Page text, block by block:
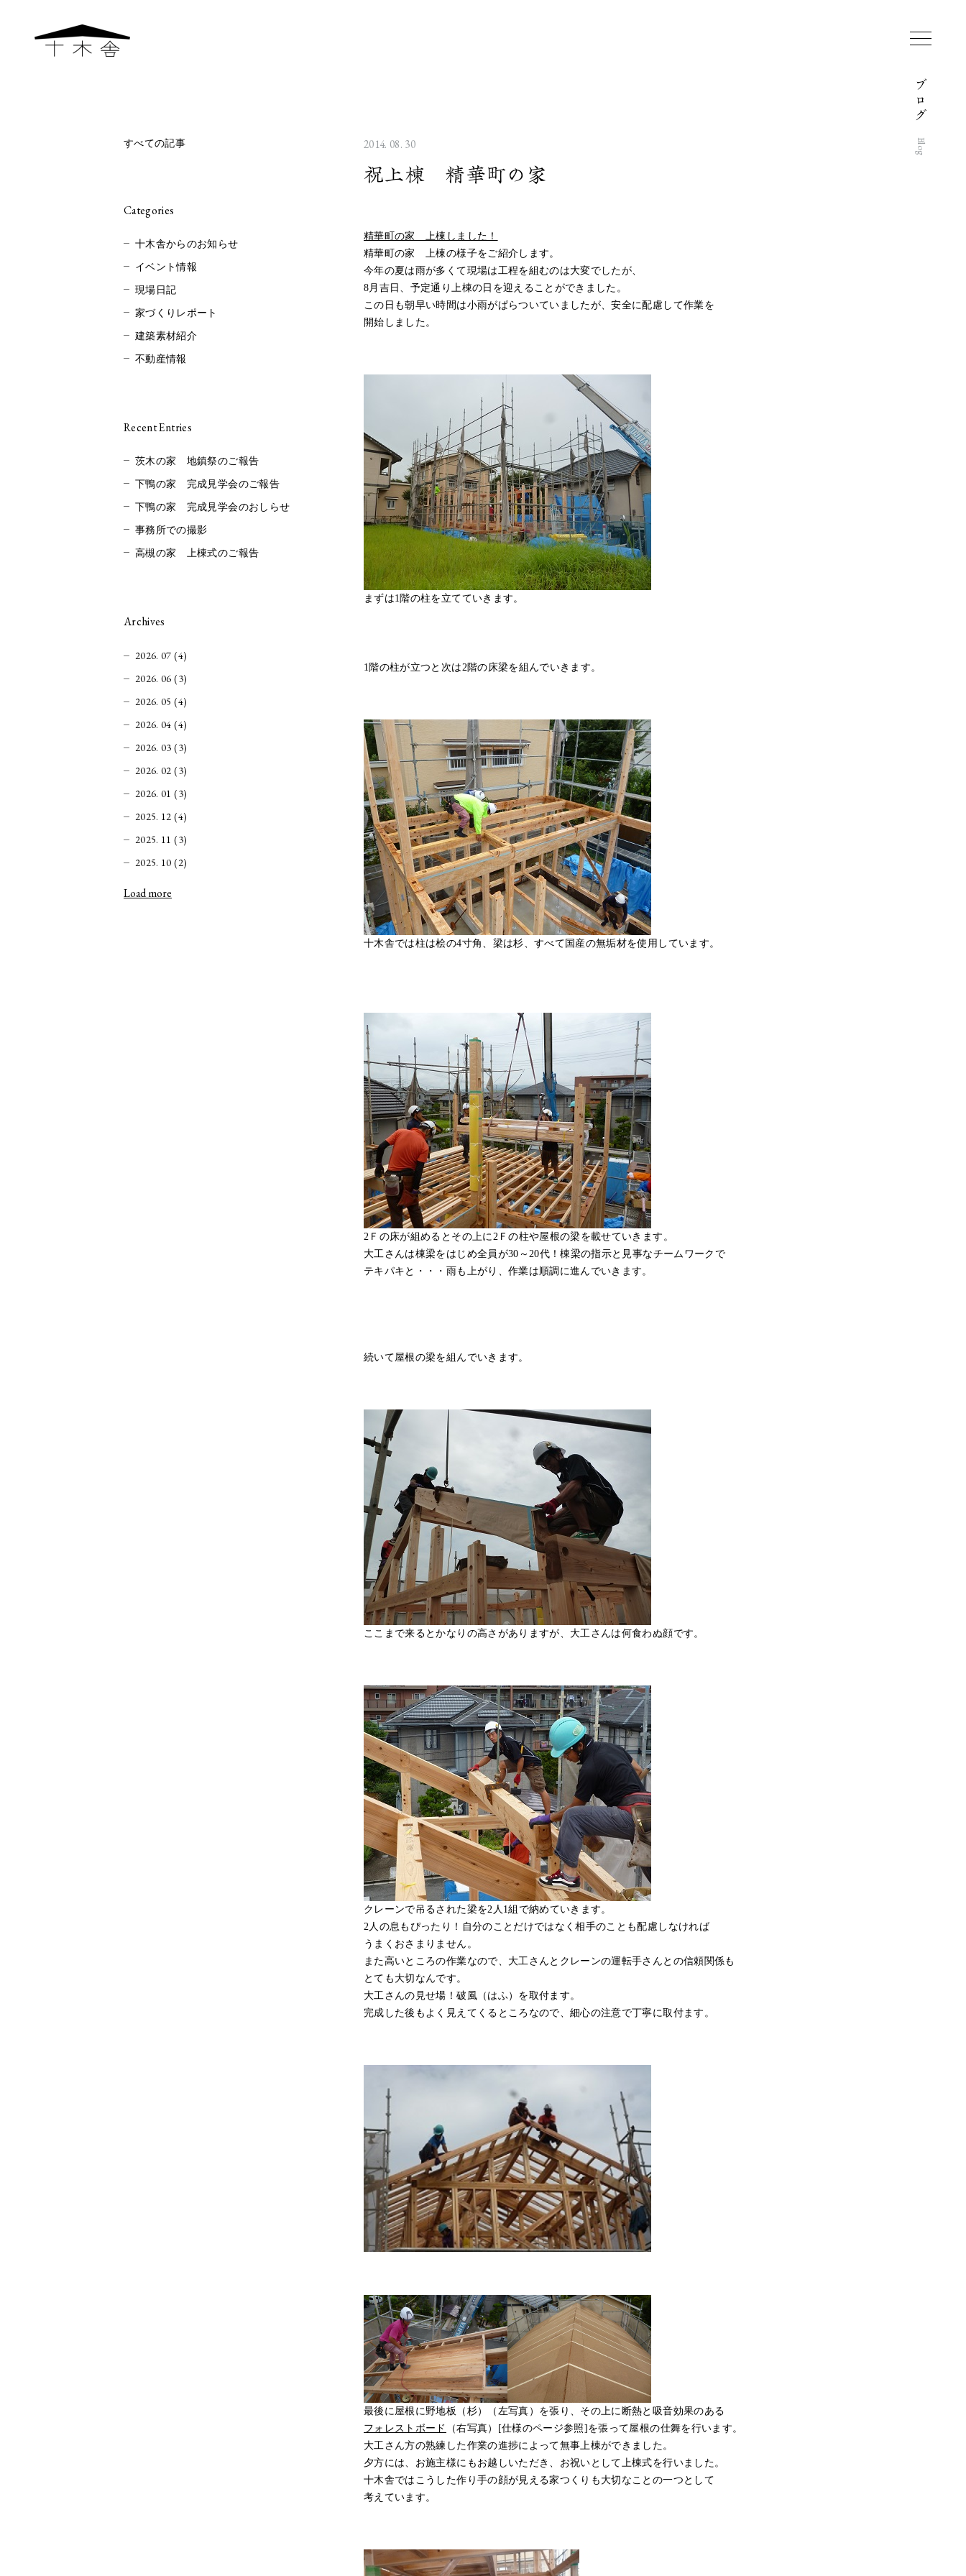
ブ
ロ
グ
Blog
2014. 08. 30
祝上棟 精華町の家
精華町の家 上棟しました！
精華町の家 上棟の様子をご紹介します。
今年の夏は雨が多くて現場は工程を組むのは大変でしたが、
8月吉日、予定通り上棟の日を迎えることができました。
この日も朝早い時間は小雨がぱらついていましたが、安全に配慮して作業を
開始しました。
まずは1階の柱を立てていきます。
1階の柱が立つと次は2階の床梁を組んでいきます。
十木舎では柱は桧の4寸角 、梁は杉、すべて国産の無垢材を使用しています。
2Ｆの床が組めるとその上に2Ｆの柱や屋根の梁を載せていきます。
大工さんは棟梁をはじめ全員が30～20代！棟梁の指示と見事なチームワークで
テキパキと・・・雨も上がり、作業は順調に進んでいきます。
続いて屋根の梁を組んでいきます。
ここまで来るとかなりの高さがありますが、大工さんは何食わぬ顔です。
クレーンで吊るされた梁を2人1組で納めていきます。
2人の息もぴったり！自分のことだけではなく相手のことも配慮しなければ
うまくおさまりません。
また高いところの作業なので、大工さんとクレーンの運転手さんとの信頼関係も
とても大切なんです。
大工さんの見せ場！破風（はふ）を取付ます。
完成した後もよく見えてくるところなので、細心の注意で丁寧に取付ます。
最後に屋根に野地板（杉）（左写真）を張り、その上に断熱と吸音効果のある
フォレストボード
（右写真）[仕様のページ参照]を張って屋根の仕舞を行います。
大工さん方の熟練した作業の進捗によって無事上棟ができました。
夕方には、お施主様にもお越しいただき、お祝いとして上棟式を行いました。
十木舎ではこうした作り手の顔が見える家つくりも大切なことの一つとして
考えています。
すべての記事
Categories
十木舎からのお知らせ
イベント情報
現場日記
家づくりレポート
建築素材紹介
不動産情報
Recent Entries
茨木の家 地鎮祭のご報告
下鴨の家 完成見学会のご報告
下鴨の家 完成見学会のおしらせ
事務所での撮影
高槻の家 上棟式のご報告
Archives
2026. 07 (4)
2026. 06 (3)
2026. 05 (4)
2026. 04 (4)
2026. 03 (3)
2026. 02 (3)
2026. 01 (3)
2025. 12 (4)
2025. 11 (3)
2025. 10 (2)
Load more